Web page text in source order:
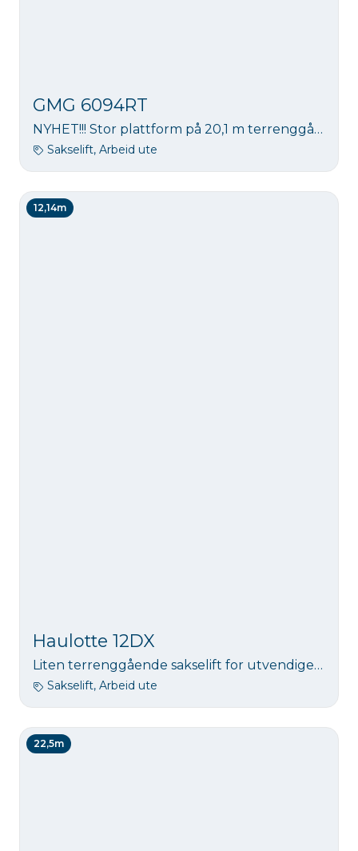
GMG 6094RT
NYHET!!! Stor plattform på 20,1 m terrenggående sakselift. Løftekapasitet 540 kg. Et godt alternativ til stillas på noen byggeoppdrag.
Sakselift, Arbeid ute
12,14m
Haulotte 12DX
Liten terrenggående sakselift for utvendige jobber. Arbeidshøyde 12 m.
Sakselift, Arbeid ute
22,5m